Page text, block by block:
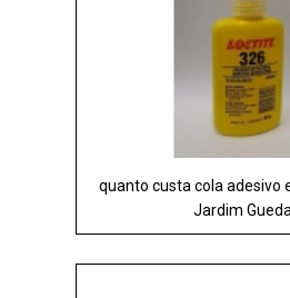
quanto custa cola adesivo
Jardim